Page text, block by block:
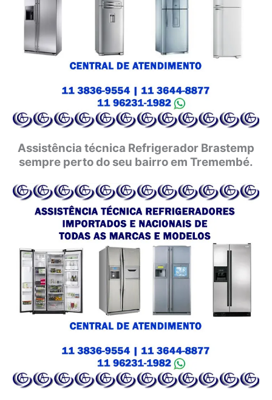
Assistência técnica Refrigerador Brastemp
sempre perto do seu bairro em Tremembé.